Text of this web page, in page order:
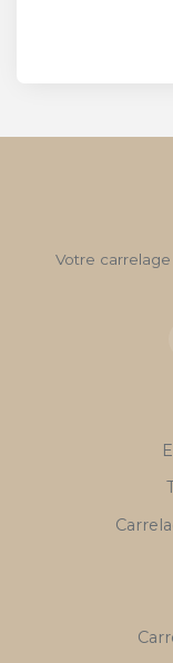
Votre